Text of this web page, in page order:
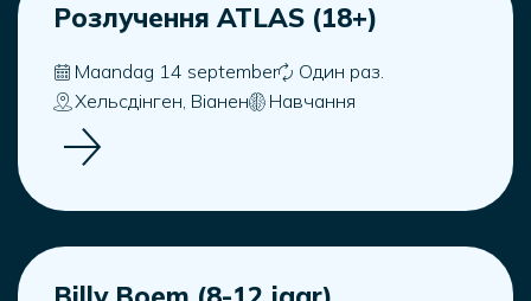
Розлучення ATLAS (18+)
Maandag 14 september
Один раз.
Хельсдінген, Віанен
Навчання